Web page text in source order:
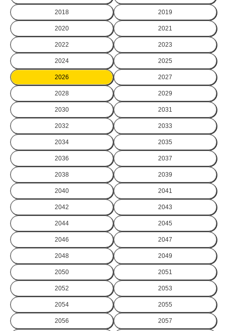
2018 2019
2020 2021
2022 2023
2024 2025
2026 2027
2028 2029
2030 2031
2032 2033
2034 2035
2036 2037
2038 2039
2040 2041
2042 2043
2044 2045
2046 2047
2048 2049
2050 2051
2052 2053
2054 2055
2056 2057